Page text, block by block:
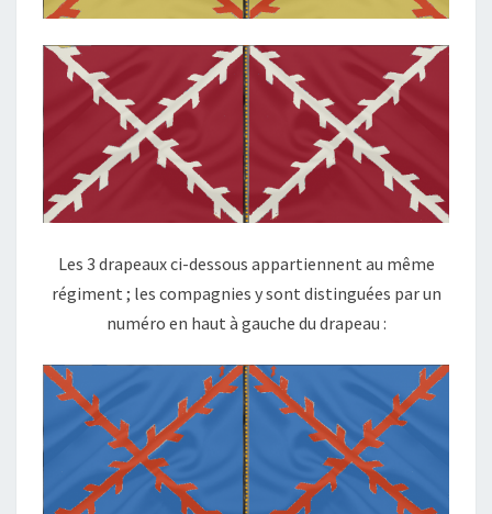
Les 3 drapeaux ci-dessous appartiennent au même
régiment ; les compagnies y sont distinguées par un
numéro en haut à gauche du drapeau :